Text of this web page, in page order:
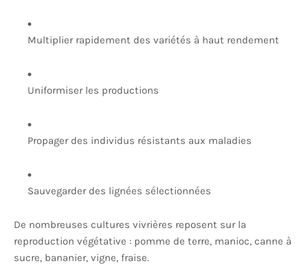
Multiplier rapidement des variétés à haut rendement
Uniformiser les productions
Propager des individus résistants aux maladies
Sauvegarder des lignées sélectionnées
De nombreuses cultures vivrières reposent sur la
reproduction végétative : pomme de terre, manioc, canne à
sucre, bananier, vigne, fraise.